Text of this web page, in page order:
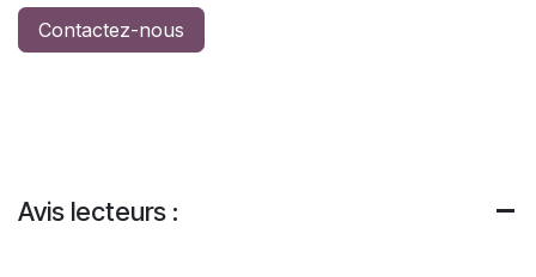
Contactez-nous
Avis lecteurs :